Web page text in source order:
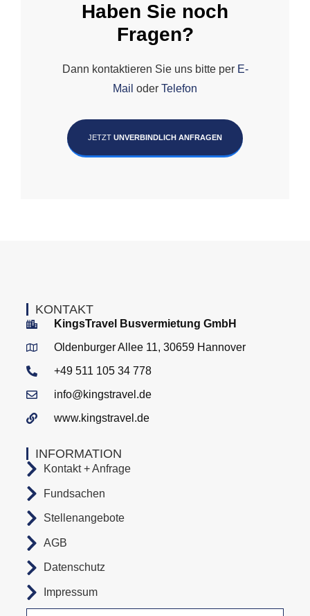
Haben Sie noch
Fragen?
Dann kontaktieren Sie uns bitte per E-
Mail oder Telefon
JETZT UNVERBINDLICH ANFRAGEN
INFORMATION
Kontakt + Anfrage
Fundsachen
Stellenangebote
AGB
Datenschutz
Impressum
KONTAKT
KingsTravel Busvermietung GmbH
Oldenburger Allee 11, 30659 Hannover
+49 511 105 34 778
info@kingstravel.de
www.kingstravel.de